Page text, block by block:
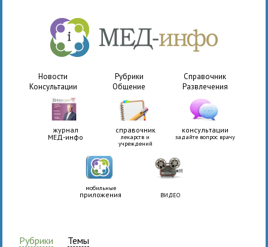
Новости Рубрики
Справочник
Консультации
Общение Развлечения
журнал
МЕД-инфо
справочник
лекарств и
учреждений
консультации
задайте вопрос врачу
мобильные
приложения ВИДЕО
Рубрики Темы